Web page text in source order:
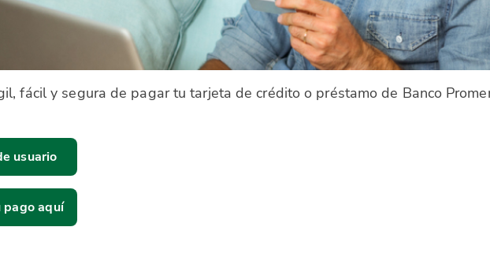
fácil y segura de pagar tu tarjeta de crédito o préstamo de Banco
usuario
pago aquí